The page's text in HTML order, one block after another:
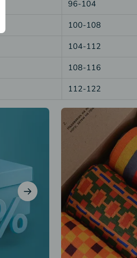
96-104
100-108
104-112
108-116
112-122